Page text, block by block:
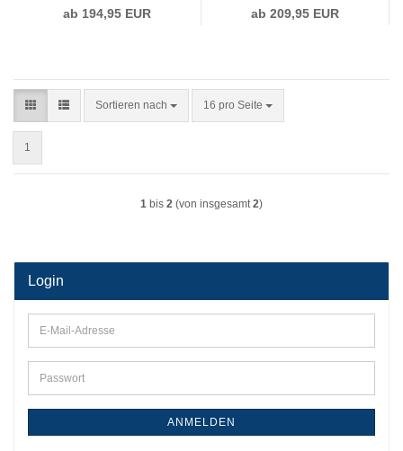
ab 194,95 EUR ab 209,95 EUR
Sortieren nach
Sortieren nach 16 pro Seite
pro Seite
1
1 bis 2 (von insgesamt2)
Login
E-
Mail-
Adresse
Passwort
ANMELDEN